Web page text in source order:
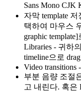
Sans Mono CJK
자막 template
택하여 마우스
graphic
Libraries - 귀하
timeline으로
Video transitions
부분 음량 조절
고 내린다. 혹은